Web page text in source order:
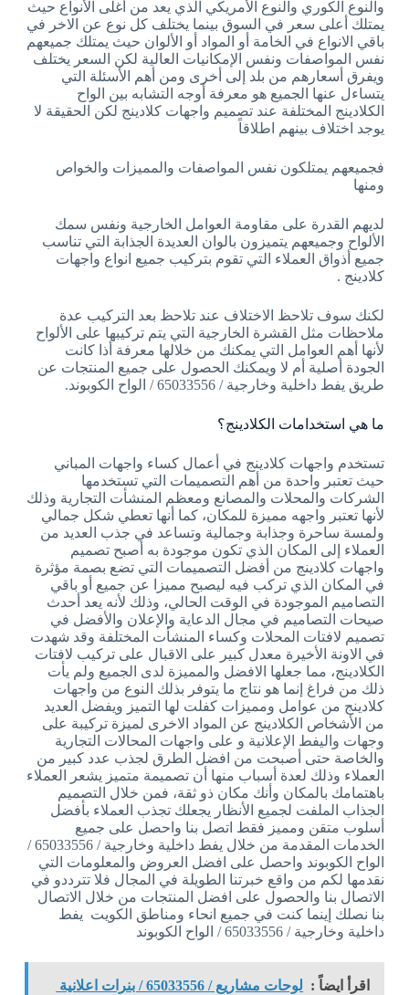
والنوع الكوري والنوع الأمريكي الذي يعد من أغلى الأنواع حيث
يمتلك أعلى سعر في السوق بينما يختلف كل نوع عن الاخر في
باقي الانواع في الخامة أو المواد أو الألوان حيث يمتلك جميعهم
نفس المواصفات ونفس الإمكانيات العالية لكن السعر يختلف
ويفرق أسعارهم من بلد إلى أخرى ومن أهم الأسئلة التي
يتساءل عنها الجميع هو معرفة أوجه التشابه بين الواح
الكلادينج المختلفة عند تصميم واجهات كلادينج لكن الحقيقة لا
يوجد اختلاف بينهم اطلاقاً
فجميعهم يمتلكون نفس المواصفات والمميزات والخواص
ومنها
لديهم القدرة على مقاومة العوامل الخارجية ونفس سمك
الألواح وجميعهم يتميزون بالوان العديدة الجذابة التي تناسب
جميع أذواق العملاء التي تقوم بتركيب جميع انواع واجهات
كلادينج .
لكنك سوف تلاحظ الاختلاف عند تلاحظ بعد التركيب عدة
ملاحظات مثل القشرة الخارجية التي يتم تركيبها على الألواح
لأنها أهم العوامل التي يمكنك من خلالها معرفة أذا كانت
الجودة أصلية أم لا ويمكنك الحصول على جميع المنتجات عن
طريق يفط داخلية وخارجية / 65033556 / الواح الكوبوند.
ما هي استخدامات الكلادينج؟
تستخدم واجهات كلادينج في أعمال كساء واجهات المباني
حيث تعتبر واحدة من أهم التصميمات التي تستخدمها
الشركات والمحلات والمصانع ومعظم المنشأت التجارية وذلك
لأنها تعتبر واجهه مميزة للمكان، كما أنها تعطي شكل جمالي
ولمسة ساحرة وجذابة وجمالية وتساعد في جذب العديد من
العملاء إلى المكان الذي تكون موجودة به أصبح تصميم
واجهات كلادينج من أفضل التصميمات التي تضع بصمة مؤثرة
في المكان الذي تركب فيه ليصبح مميزا عن جميع أو باقي
التصاميم الموجودة في الوقت الحالي، وذلك لأنه يعد أحدث
صيحات التصاميم في مجال الدعاية والإعلان والأفضل في
تصميم لافتات المحلات وكساء المنشأت المختلفة وقد شهدت
في الاونة الأخيرة معدل كبير على الاقبال على تركيب لافتات
الكلادينج، مما جعلها الافضل والمميزة لدى الجميع ولم يأت
ذلك من فراغ إنما هو نتاج ما يتوفر بذلك النوع من واجهات
كلادينج من عوامل ومميزات كفلت لها التميز ويفضل العديد
من الأشخاص الكلادينج عن المواد الاخرى لميزة تركيبة على
وجهات واليفط الإعلانية و على واجهات المحالات التجارية
والخاصة حتى أصبحت من افضل الطرق لجذب عدد كبير من
العملاء وذلك لعدة أسباب منها أن تصميمة متميز يشعر العملاء
باهتمامك بالمكان وأنك مكان ذو ثقة، فمن خلال التصميم
الجذاب الملفت لجميع الأنظار يجعلك تجذب العملاء بأفضل
أسلوب متقن ومميز فقط اتصل بنا واحصل على جميع
الخدمات المقدمة من خلال يفط داخلية وخارجية / 65033556 /
الواح الكوبوند واحصل على افضل العروض والمعلومات التي
نقدمها لكم من واقع خبرتنا الطويلة في المجال فلا تترددو في
الاتصال بنا والحصول على افضل المنتجات من خلال الاتصال
بنا نصلك إينما كنت في جميع انحاء ومناطق الكويت يفط
داخلية وخارجية / 65033556 / الواح الكوبوند
اقرأ ايضاً : لوحات مشاريع / 65033556 / بنرات اعلانية